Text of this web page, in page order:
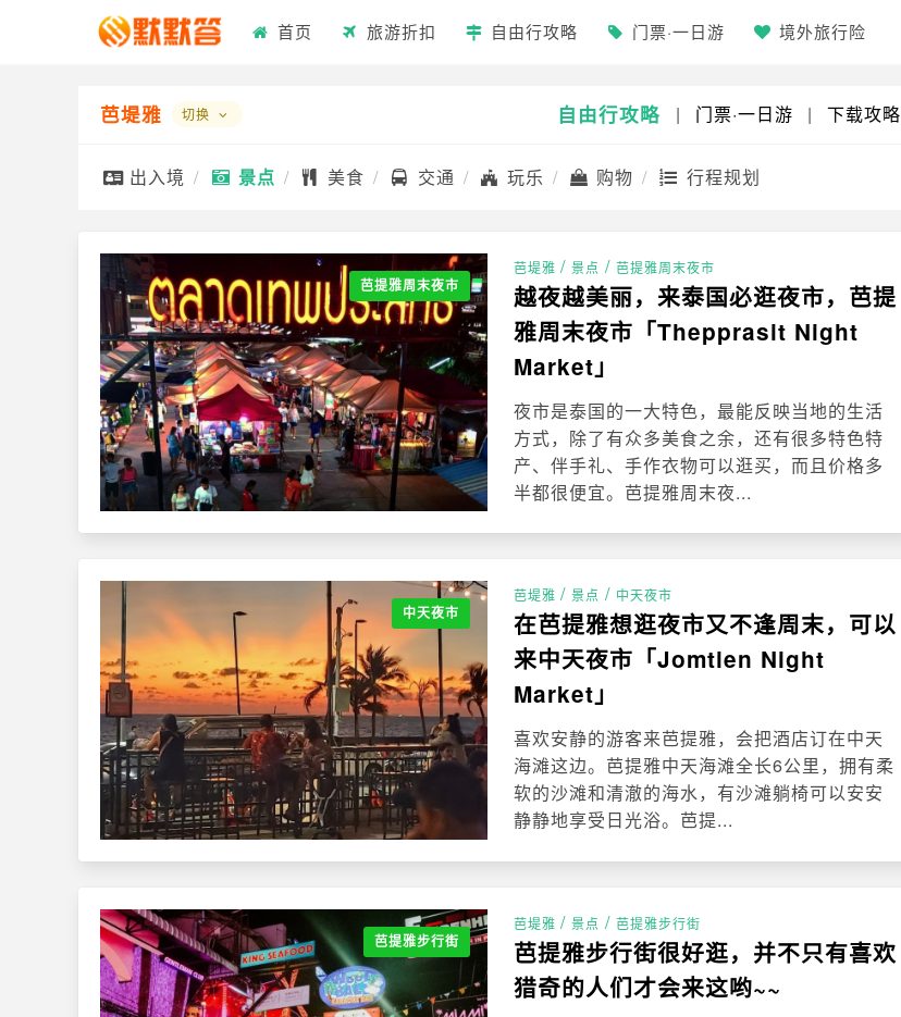
首页 旅游折扣 自由行攻略 门票·一日游 境外旅行险
芭堤雅 切换 自由行攻略 | 门票·一日游 | 下载攻略
出入境 景点 美食 交通 玩乐 购物 行程规划
芭提雅周末夜市
芭堤雅 / 景点 / 芭提雅周末夜市
越夜越美丽，来泰国必逛夜市，芭提
雅周末夜市「Thepprasit Night
Market」
夜市是泰国的一大特色，最能反映当地的生活
方式，除了有众多美食之余，还有很多特色特
产、伴手礼、手作衣物可以逛买，而且价格多
半都很便宜。芭提雅周末夜...
中天夜市
芭堤雅 / 景点 / 中天夜市
在芭提雅想逛夜市又不逢周末，可以
来中天夜市「Jomtien Night
Market」
喜欢安静的游客来芭提雅，会把酒店订在中天
海滩这边。芭提雅中天海滩全长6公里，拥有柔
软的沙滩和清澈的海水，有沙滩躺椅可以安安
静静地享受日光浴。芭提...
芭提雅步行街
芭堤雅 / 景点 / 芭提雅步行街
芭提雅步行街很好逛，并不只有喜欢
猎奇的人们才会来这哟~~